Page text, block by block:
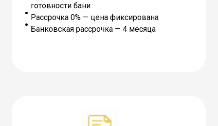
готовности бани
Рассрочка 0% — цена фиксирована
Банковская рассрочка — 4 месяца